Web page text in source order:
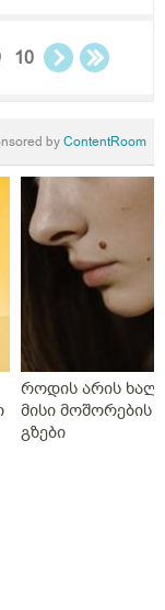
10
byContentRoom
როდის არის
მისი მოშორების
გზები